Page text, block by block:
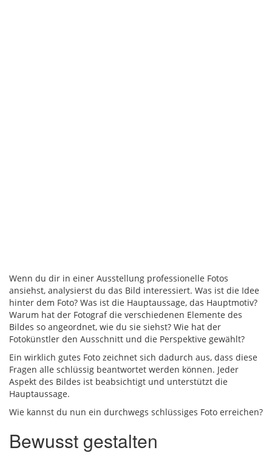
Wenn du dir in einer Ausstellung professionelle Fotos
ansiehst, analysierst du das Bild interessiert. Was ist die Idee
hinter dem Foto? Was ist die Hauptaussage, das Hauptmotiv?
Warum hat der Fotograf die verschiedenen Elemente des
Bildes so angeordnet, wie du sie siehst? Wie hat der
Fotokünstler den Ausschnitt und die Perspektive gewählt?
Ein wirklich gutes Foto zeichnet sich dadurch aus, dass diese
Fragen alle schlüssig beantwortet werden können. Jeder
Aspekt des Bildes ist beabsichtigt und unterstützt die
Hauptaussage.
Wie kannst du nun ein durchwegs schlüssiges Foto erreichen?
Bewusst gestalten